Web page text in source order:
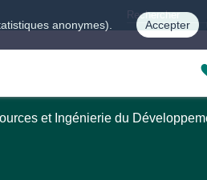
anonymes). Accepter
et Ingénierie du